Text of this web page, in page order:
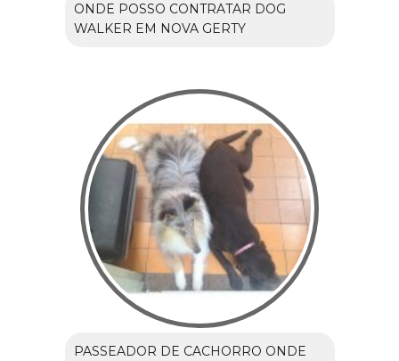
ONDE POSSO CONTRATAR DOG
WALKER EM NOVA GERTY
PASSEADOR DE CACHORRO ONDE